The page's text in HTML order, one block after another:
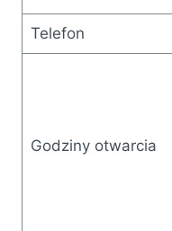
Telefon
Godziny otwarcia